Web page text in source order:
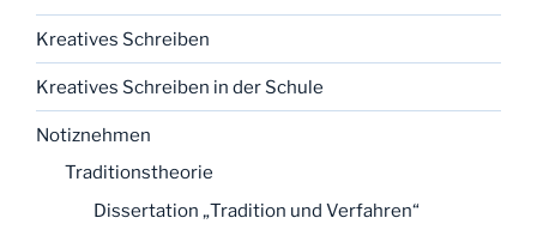
Kreatives Schreiben
Kreatives Schreiben in der Schule
Notiznehmen
Traditionstheorie
Dissertation „Tradition und Verfahren“